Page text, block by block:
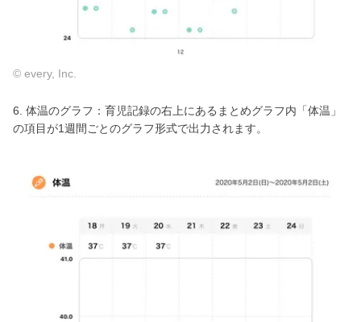
© every, Inc.
6. 体温のグラフ：育児記録の右上にあるまとめグラフ内「体温」
の項目が1週間ごとのグラフ形式で出力されます。